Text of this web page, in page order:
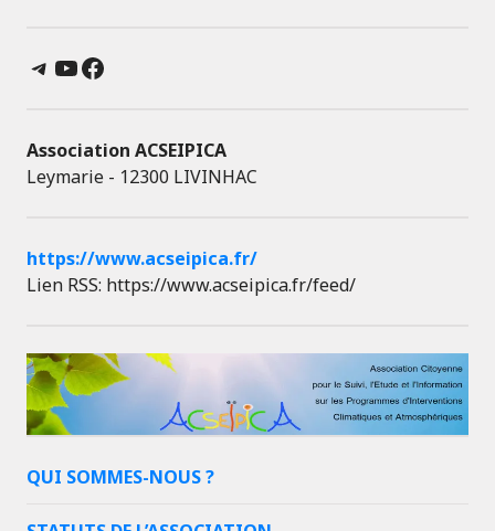
Telegram
YouTube
Facebook
Association ACSEIPICA
Leymarie - 12300 LIVINHAC
https://www.acseipica.fr/
Lien RSS: https://www.acseipica.fr/feed/
QUI SOMMES-NOUS ?